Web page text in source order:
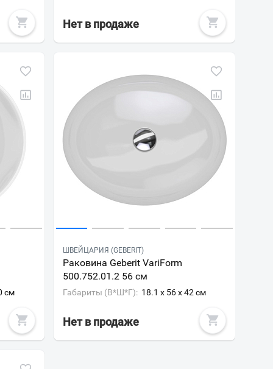
Нет в продаже
см
ШВЕЙЦАРИЯ (GEBERIT)
Раковина Geberit VariForm
500.752.01.2 56 см
Габариты (В*Ш*Г): 18.1 x 56 x 42 см
Нет в продаже